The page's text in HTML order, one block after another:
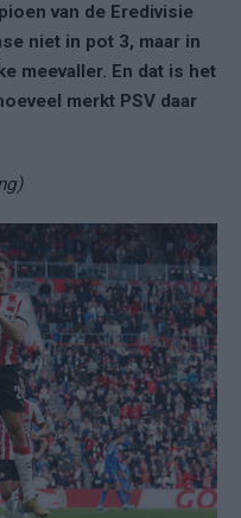
van de Eredivisie
niet in pot 3, maar in
meevaller. En dat is het
merkt PSV daar